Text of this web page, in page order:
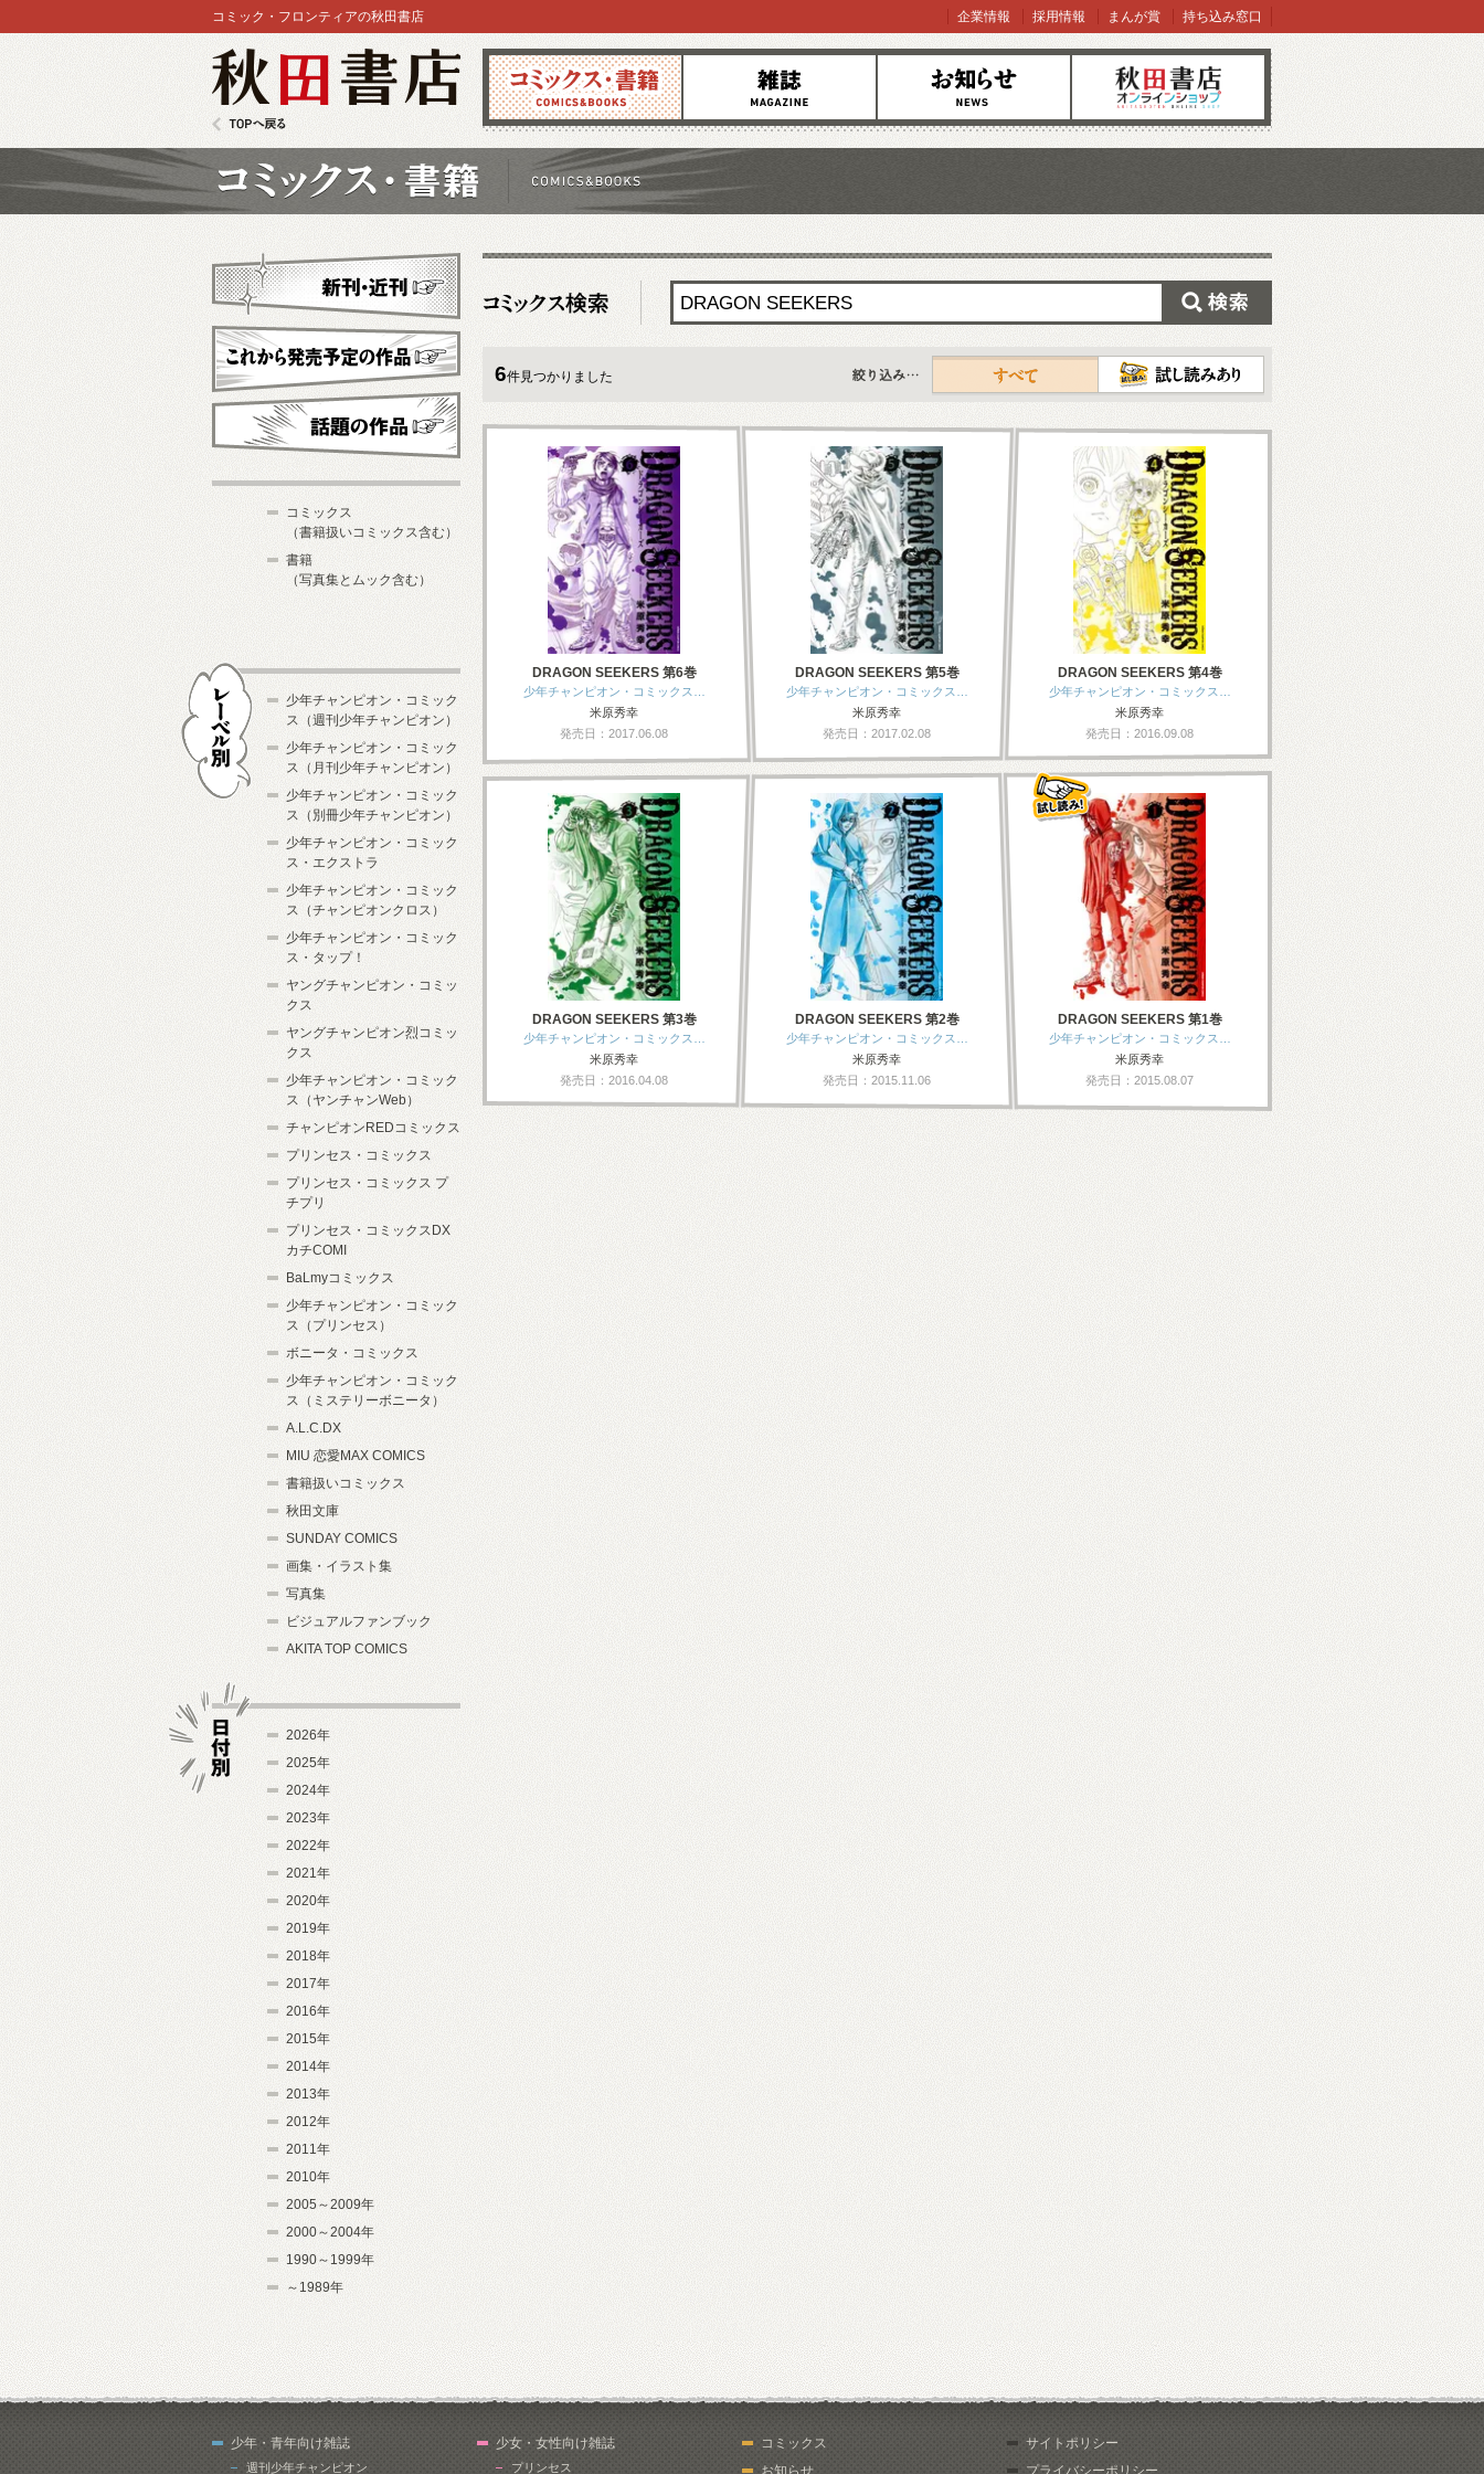
コミックス 雑誌 お知らせ オンラインショップ
コミック・フロンティアの秋田書店 企業情報 採用情報 まんが賞 持ち込み窓口
6件見つかりました
すべて
DRAGON SEEKERS 第6巻
少年チャンピオン・コミックス…
米原秀幸
発売日：2017.06.08
DRAGON SEEKERS 第5巻
少年チャンピオン・コミックス…
米原秀幸
発売日：2017.02.08
DRAGON SEEKERS 第4巻
少年チャンピオン・コミックス…
米原秀幸
発売日：2016.09.08
DRAGON SEEKERS 第3巻
少年チャンピオン・コミックス…
米原秀幸
発売日：2016.04.08
DRAGON SEEKERS 第2巻
少年チャンピオン・コミックス…
米原秀幸
発売日：2015.11.06
DRAGON SEEKERS 第1巻
少年チャンピオン・コミックス…
米原秀幸
発売日：2015.08.07
新刊・近刊
これから発売予定
コミックス
（書籍扱いコミックス含む）
書籍
（写真集とムック含む）
少年チャンピオン・コミック
ス（週刊少年チャンピオン）
少年チャンピオン・コミック
ス（月刊少年チャンピオン）
少年チャンピオン・コミック
ス（別冊少年チャンピオン）
少年チャンピオン・コミック
ス・エクストラ
少年チャンピオン・コミック
ス（チャンピオンクロス）
少年チャンピオン・コミック
ス・タップ！
ヤングチャンピオン・コミッ
クス
ヤングチャンピオン烈コミッ
クス
少年チャンピオン・コミック
ス（ヤンチャンWeb）
チャンピオンREDコミックス
プリンセス・コミックス
プリンセス・コミックス プ
チプリ
プリンセス・コミックスDX
カチCOMI
BaLmyコミックス
少年チャンピオン・コミック
ス（プリンセス）
ボニータ・コミックス
少年チャンピオン・コミック
ス（ミステリーボニータ）
A.L.C.DX
MIU 恋愛MAX COMICS
書籍扱いコミックス
秋田文庫
SUNDAY COMICS
画集・イラスト集
写真集
ビジュアルファンブック
AKITA TOP COMICS
2026年
2025年
2024年
2023年
2022年
2021年
2020年
2019年
2018年
2017年
2016年
2015年
2014年
2013年
2012年
2011年
2010年
2005～2009年
2000～2004年
1990～1999年
～1989年
少年・青年向け雑誌
週刊少年チャンピオン
少女・女性向け雑誌
プリンセス
コミックス
お知らせ
サイトポリシー
プライバシーポリシー